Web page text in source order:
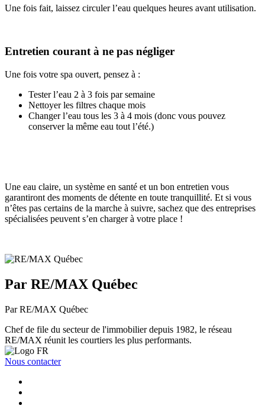
Une fois fait, laissez circuler l’eau quelques heures avant utilisation.
Entretien courant à ne pas négliger
Une fois votre spa ouvert, pensez à :
Tester l’eau 2 à 3 fois par semaine
Nettoyer les filtres chaque mois
Changer l’eau tous les 3 à 4 mois (donc vous pouvez
conserver la même eau tout l’été.)
Une eau claire, un système en santé et un bon entretien vous
garantiront des moments de détente en toute tranquillité. Et si vous
n’êtes pas certains de la marche à suivre, sachez que des entreprises
spécialisées peuvent s’en charger à votre place !
Par RE/MAX Québec
Par RE/MAX Québec
Chef de file du secteur de l'immobilier depuis 1982, le réseau
RE/MAX réunit les courtiers les plus performants.
Nous contacter